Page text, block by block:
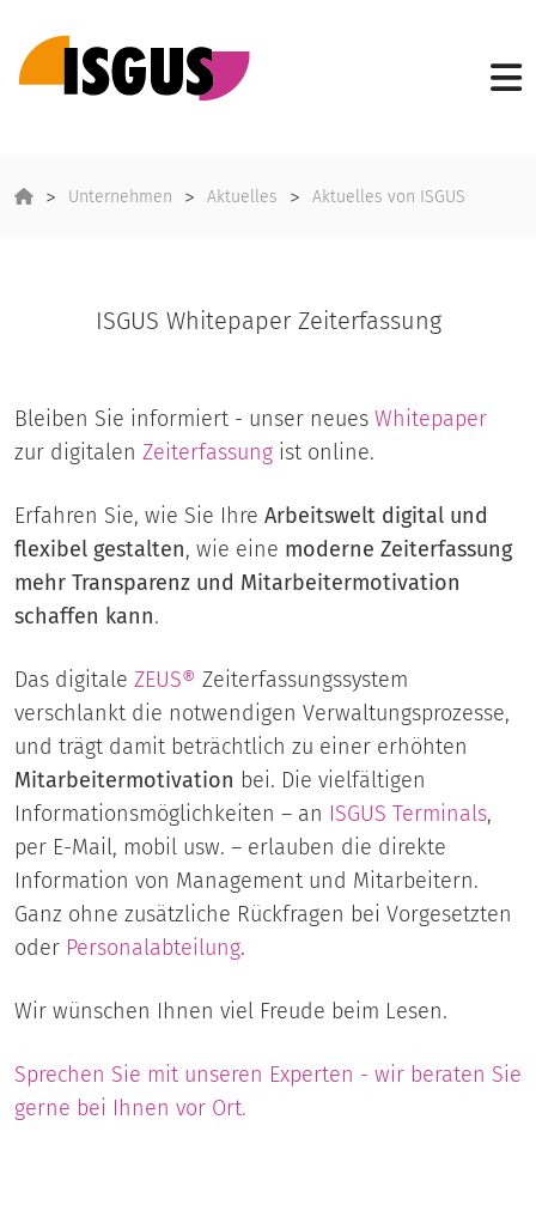
Unternehmen Aktuelles Aktuelles von ISGUS
ISGUS Whitepaper Zeiterfassung
Bleiben Sie informiert - unser neues Whitepaper
zur digitalen Zeiterfassung ist online.
Erfahren Sie, wie Sie Ihre Arbeitswelt digital und
flexibel gestalten, wie eine moderne Zeiterfassung
mehr Transparenz und Mitarbeitermotivation
schaffen kann.
Das digitale ZEUS® Zeiterfassungssystem
verschlankt die notwendigen Verwaltungsprozesse,
und trägt damit beträchtlich zu einer erhöhten
Mitarbeitermotivation bei. Die vielfältigen
Informationsmöglichkeiten – an ISGUS Terminals,
per E-Mail, mobil usw. – erlauben die direkte
Information von Management und Mitarbeitern.
Ganz ohne zusätzliche Rückfragen bei Vorgesetzten
oder Personalabteilung.
Wir wünschen Ihnen viel Freude beim Lesen.
Sprechen Sie mit unseren Experten - wir beraten Sie
gerne bei Ihnen vor Ort.